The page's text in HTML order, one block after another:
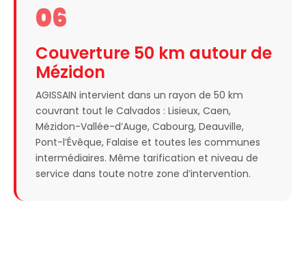
06
Couverture 50 km autour de
Mézidon
AGISSAIN intervient dans un rayon de 50 km
couvrant tout le Calvados : Lisieux, Caen,
Mézidon-Vallée-d’Auge, Cabourg, Deauville,
Pont-l’Évêque, Falaise et toutes les communes
intermédiaires. Même tarification et niveau de
service dans toute notre zone d’intervention.